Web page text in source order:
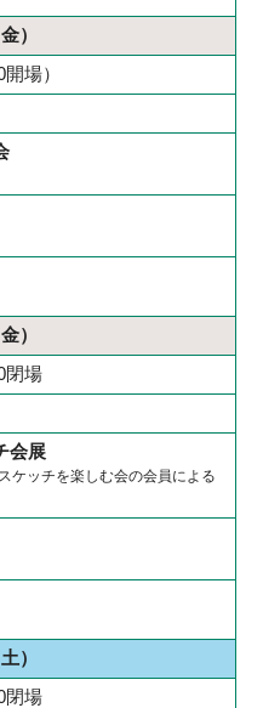
金）
場）
金）
閉場
会展
ケッチを楽しむ会の会員による
土）
閉場